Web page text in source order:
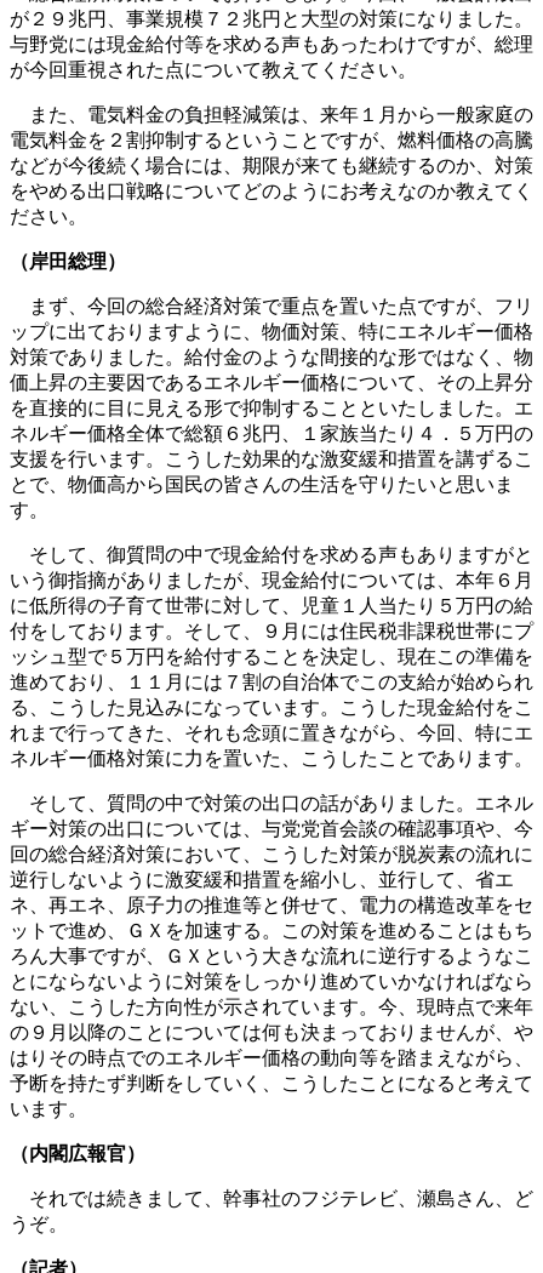
が２９兆円、事業規模７２兆円と大型の対策になりました。
与野党には現金給付等を求める声もあったわけですが、総理
が今回重視された点について教えてください。
また、電気料金の負担軽減策は、来年１月から一般家庭の
電気料金を２割抑制するということですが、燃料価格の高騰
などが今後続く場合には、期限が来ても継続するのか、対策
をやめる出口戦略についてどのようにお考えなのか教えてく
ださい。
（岸田総理）
まず、今回の総合経済対策で重点を置いた点ですが、フリ
ップに出ておりますように、物価対策、特にエネルギー価格
対策でありました。給付金のような間接的な形ではなく、物
価上昇の主要因であるエネルギー価格について、その上昇分
を直接的に目に見える形で抑制することといたしました。エ
ネルギー価格全体で総額６兆円、１家族当たり４．５万円の
支援を行います。こうした効果的な激変緩和措置を講ずるこ
とで、物価高から国民の皆さんの生活を守りたいと思いま
す。
そして、御質問の中で現金給付を求める声もありますがと
いう御指摘がありましたが、現金給付については、本年６月
に低所得の子育て世帯に対して、児童１人当たり５万円の給
付をしております。そして、９月には住民税非課税世帯にプ
ッシュ型で５万円を給付することを決定し、現在この準備を
進めており、１１月には７割の自治体でこの支給が始められ
る、こうした見込みになっています。こうした現金給付をこ
れまで行ってきた、それも念頭に置きながら、今回、特にエ
ネルギー価格対策に力を置いた、こうしたことであります。
そして、質問の中で対策の出口の話がありました。エネル
ギー対策の出口については、与党党首会談の確認事項や、今
回の総合経済対策において、こうした対策が脱炭素の流れに
逆行しないように激変緩和措置を縮小し、並行して、省エ
ネ、再エネ、原子力の推進等と併せて、電力の構造改革をセ
ットで進め、ＧＸを加速する。この対策を進めることはもち
ろん大事ですが、ＧＸという大きな流れに逆行するようなこ
とにならないように対策をしっかり進めていかなければなら
ない、こうした方向性が示されています。今、現時点で来年
の９月以降のことについては何も決まっておりませんが、や
はりその時点でのエネルギー価格の動向等を踏まえながら、
予断を持たず判断をしていく、こうしたことになると考えて
います。
（内閣広報官）
それでは続きまして、幹事社のフジテレビ、瀬島さん、ど
うぞ。
（記者）